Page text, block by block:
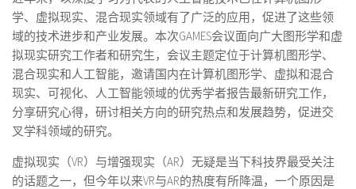
学、虚拟现实、混合现实领域有了广泛的应用，促进了这些领
域的技术进步和产业发展。本次GAMES会议面向广大图形学和虚
拟现实研究工作者和研究生，会议主题定位于计算机图形学、
混合现实和人工智能，邀请国内在计算机图形学、虚拟和混合
现实、可视化、人工智能领域的优秀学者报告最新研究工作，
分享研究心得，研讨相关方向的研究热点和发展趋势，促进交
叉学科领域的研究。
虚拟现实（VR）与增强现实（AR）无疑是当下科技界最受关注
的话题之一，但今年以来VR与AR的热度有所降温，一个原因是